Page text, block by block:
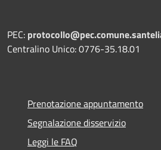
PEC:
Centralino Unico: 0776-35.18.01
Prenotazione appuntamento
Segnalazione disservizio
Leggi le FAQ